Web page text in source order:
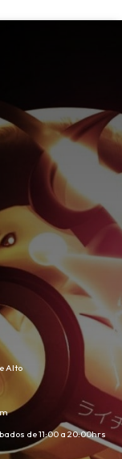
Alto
de 11:00 a 20:00hrs